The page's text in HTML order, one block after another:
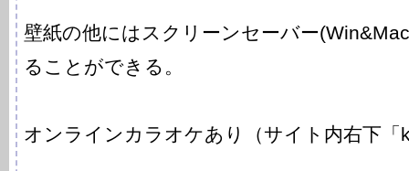
壁紙の他にはスクリーンセーバー
ることができる。
オンラインカラオケあり（サイト内右下「